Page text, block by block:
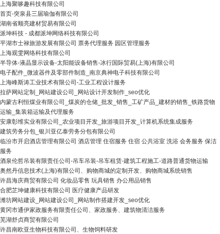
上海聚哆趣科技有限公司
首页-突泉县三届瑜伽有限公司
湖南省顺亮建材贸易有限公司
派坤科技 - 成都派坤网络科技有限公司
平湖市士禄旅游发展有限公司 票务代理服务 园区管理服务
上海观雯网络科技有限公司
半导体-液晶显示设备-太阳能设备销售-冰行国际贸易(上海)有限公司
电子配件_微波器件及零部件制造_南京典神电子科技有限公司
上海峰斯涛工业技术有限公司-工业工程设计服务
拉萨网站定制_网站建设公司_网站设计开发制作_seo优化
内蒙古利恒煤业有限公司_煤炭的仓储_批发_销售_工矿产品_建材的销售_铁路货物
运输_集装箱运输及代理服务
安康彰维实业有限公司_农业项目开发_旅游项目开发_计算机系统集成服务
建筑劳务分包_银川亚亿泰劳务分包有限公司
临汾市开启酒店管理有限公司 酒店管理 住宿服务 住宿 公共浴室 洗浴 会务服务 保洁
服务
酒泉伦哲吊装有限责任公司-吊车吊装-吊车租赁-建筑工程施工-道路普通货物运输
奥然丹信息技术(上海)有限公司、购物商城的定制开发、购物商城系统销售
许昌海庆商贸有限公司 化妆品零售 玩具销售 办公用品销售
合肥芷坤健康科技有限公司 医疗健康产品研发
潍坊网站建设_网站建设公司_网站制作搭建开发_seo优化
黄冈市通伊家政服务有限责任公司、家政服务、建筑物清洁服务
芜湖舒贞商贸有限公司
许昌南欧亚生物科技有限公司、生物饲料研发